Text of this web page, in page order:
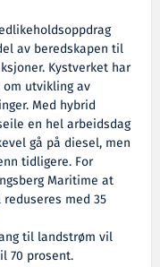
av beredskapen til
Kystverket har
utvikling av
Med hybrid
en hel arbeidsdag
gå på diesel, men
tidligere. For
Maritime at
med 35
til landstrøm vil
70 prosent.